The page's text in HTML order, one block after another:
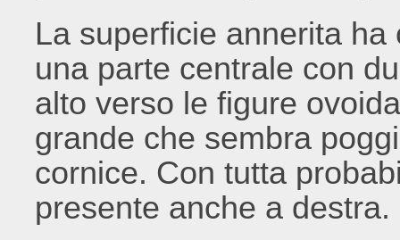
La superficie annerita ha
una parte centrale con
alto verso le figure
grande che sembra
cornice. Con tutta
presente anche a destra.